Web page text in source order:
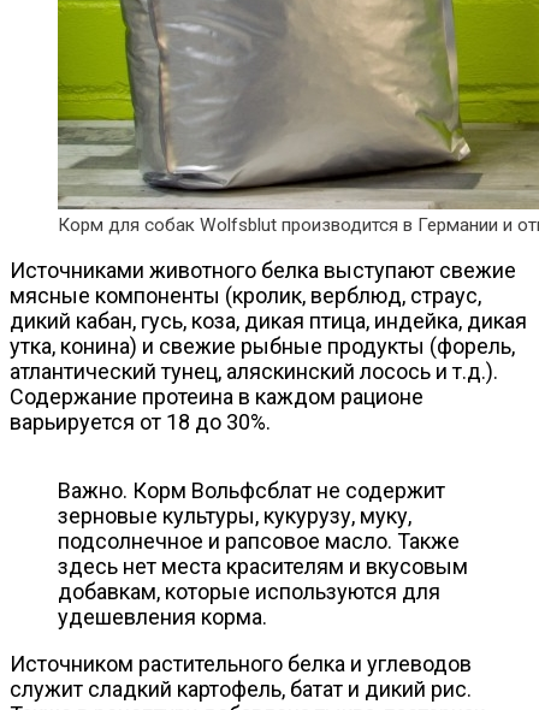
Корм для собак Wolfsblut производится в Германии и
Источниками животного белка выступают свежие
мясные компоненты (кролик, верблюд, страус,
дикий кабан, гусь, коза, дикая птица, индейка, дикая
утка, конина) и свежие рыбные продукты (форель,
атлантический тунец, аляскинский лосось и т.д.).
Содержание протеина в каждом рационе
варьируется от 18 до 30%.
Важно. Корм Вольфсблат не содержит
зерновые культуры, кукурузу, муку,
подсолнечное и рапсовое масло. Также
здесь нет места красителям и вкусовым
добавкам, которые используются для
удешевления корма.
Источником растительного белка и углеводов
служит сладкий картофель, батат и дикий рис.